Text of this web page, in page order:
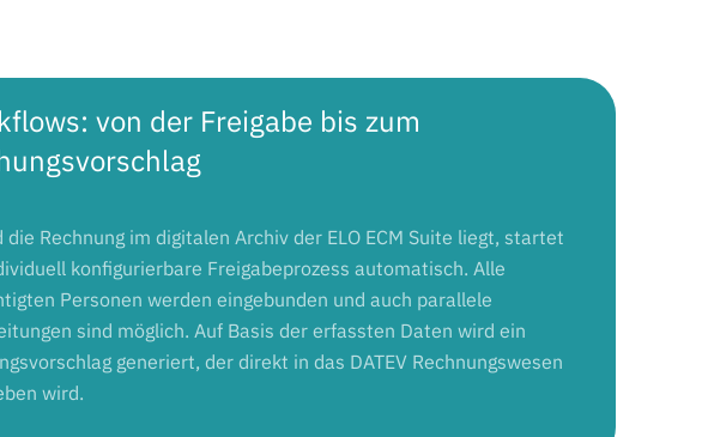
von der Freigabe bis zum
die Rechnung im digitalen Archiv der ELO ECM Suite liegt, startet
konfigurierbare Freigabeprozess automatisch. Alle
Personen werden eingebunden und auch parallele
sind möglich. Auf Basis der erfassten Daten wird ein
generiert, der direkt in das DATEV Rechnungswesen
wird.